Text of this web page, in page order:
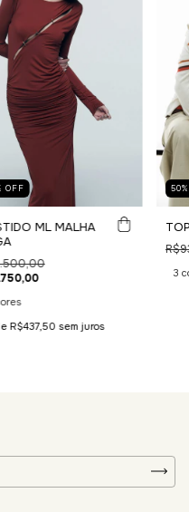
OFF
ML MALHA
R$437,50 sem juros
50
3